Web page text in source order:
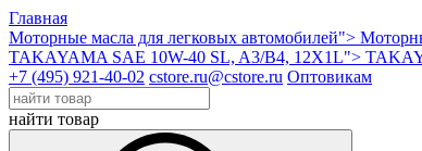
Главная
Моторные масла для легковых автомобилей">
TAKAYAMA SAE 10W-40 SL, A3/B4, 12X1L">
+7 (495) 921-40-02 cstore.ru@cstore.ru Оптовикам
найти товар